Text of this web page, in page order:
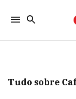
Tudo sobre